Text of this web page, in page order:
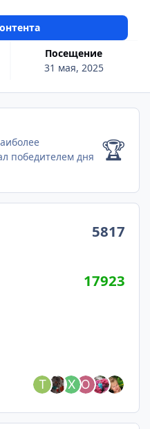
Посещение
31 мая, 2025
победителем дня
🏆
5817
17923